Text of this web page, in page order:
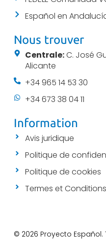
Español en
Nous trouver
Centrale:C. José
Alicante
+34 965 14 53 30
+34 673 38 04 11
Information
Avis juridique
Politique de
Politique de cookies
Termes et
© 2026 Proyecto